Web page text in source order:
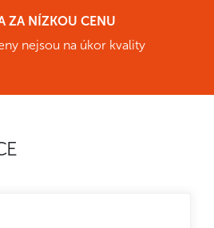
ZA NÍZKOU CENU
nejsou na úkor kvality